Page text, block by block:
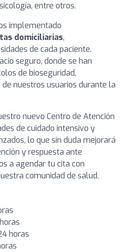
entre otros.
implementado
domiciliarias,
de cada paciente.
seguro, donde se han
de bioseguridad,
nuestros usuarios durante la
nuevo Centro de Atención
de cuidado intensivo y
lo que sin duda mejorará
y respuesta ante
a agendar tu cita con
comunidad de salud.
horas